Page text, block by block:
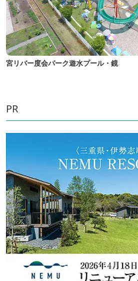
宮リバー度会パーク遊水プール・鏡
PR